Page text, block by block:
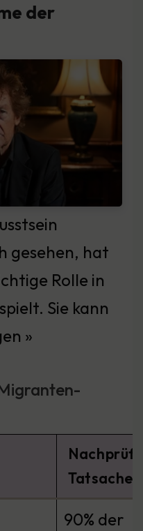
der
gesehen, hat
Rolle in
Sie kann
»
Tatsache
90% der